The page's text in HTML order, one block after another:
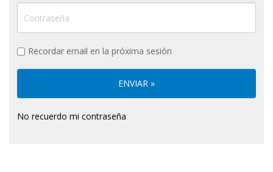
Recordar email en la próxima sesión
No recuerdo mi contraseña